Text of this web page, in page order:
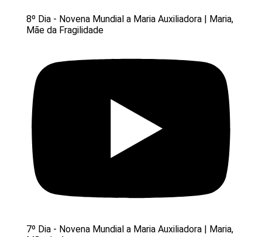
8º Dia - Novena Mundial a Maria Auxiliadora | Maria,
Mãe da Fragilidade
7º Dia - Novena Mundial a Maria Auxiliadora | Maria,